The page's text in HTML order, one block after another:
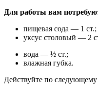
Для работы вам
пищевая сода — 1 ст.;
уксус столовый — 2
вода — ½ ст.;
влажная губка.
Действуйте по следующему